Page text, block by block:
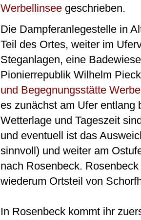
Werbellinsee geschrieben.
Die Dampferanlegestelle in
Teil des Ortes, weiter im
Steganlagen, eine
Pionierrepublik Wilhelm
und Begegnungsstätte
es zunächst am Ufer
Wetterlage und Tageszeit
und eventuell ist das
sinnvoll) und weiter am
nach Rosenbeck.
wiederum Ortsteil von
In Rosenbeck kommt ihr